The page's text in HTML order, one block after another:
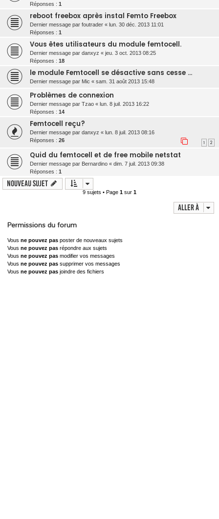
Réponses : 1
reboot freebox après instal Femto Freebox
Dernier message par foutrader « lun. 30 déc. 2013 11:01
Réponses : 1
Vous êtes utilisateurs du module femtocell.
Dernier message par danxyz « jeu. 3 oct. 2013 08:25
Réponses : 18
le module Femtocell se désactive sans cesse ...
Dernier message par Mic « sam. 31 août 2013 15:48
Problèmes de connexion
Dernier message par Tzao « lun. 8 juil. 2013 16:22
Réponses : 14
Femtocell reçu?
Dernier message par danxyz « lun. 8 juil. 2013 08:16
Réponses : 26 1 2
Quid du femtocell et de free mobile netstat
Dernier message par Bernardino « dim. 7 juil. 2013 09:38
Réponses : 1
Nouveau sujet
9 sujets • Page 1 sur 1
Aller à
Permissions du forum
Vous ne pouvez pas poster de nouveaux sujets
Vous ne pouvez pas répondre aux sujets
Vous ne pouvez pas modifier vos messages
Vous ne pouvez pas supprimer vos messages
Vous ne pouvez pas joindre des fichiers